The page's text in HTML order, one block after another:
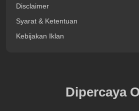
Disclaimer
Syarat & Ketentuan
Kebijakan Iklan
Dipercaya